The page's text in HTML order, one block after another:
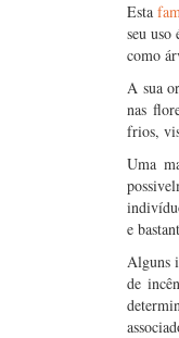
Esta
seu
como
A sua
nas
frios,
Uma
e
Alguns
de